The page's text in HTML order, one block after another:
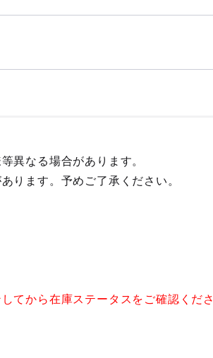
異なる場合があります。
ります。予めご了承ください。
てから在庫ステータスをご確認くださ